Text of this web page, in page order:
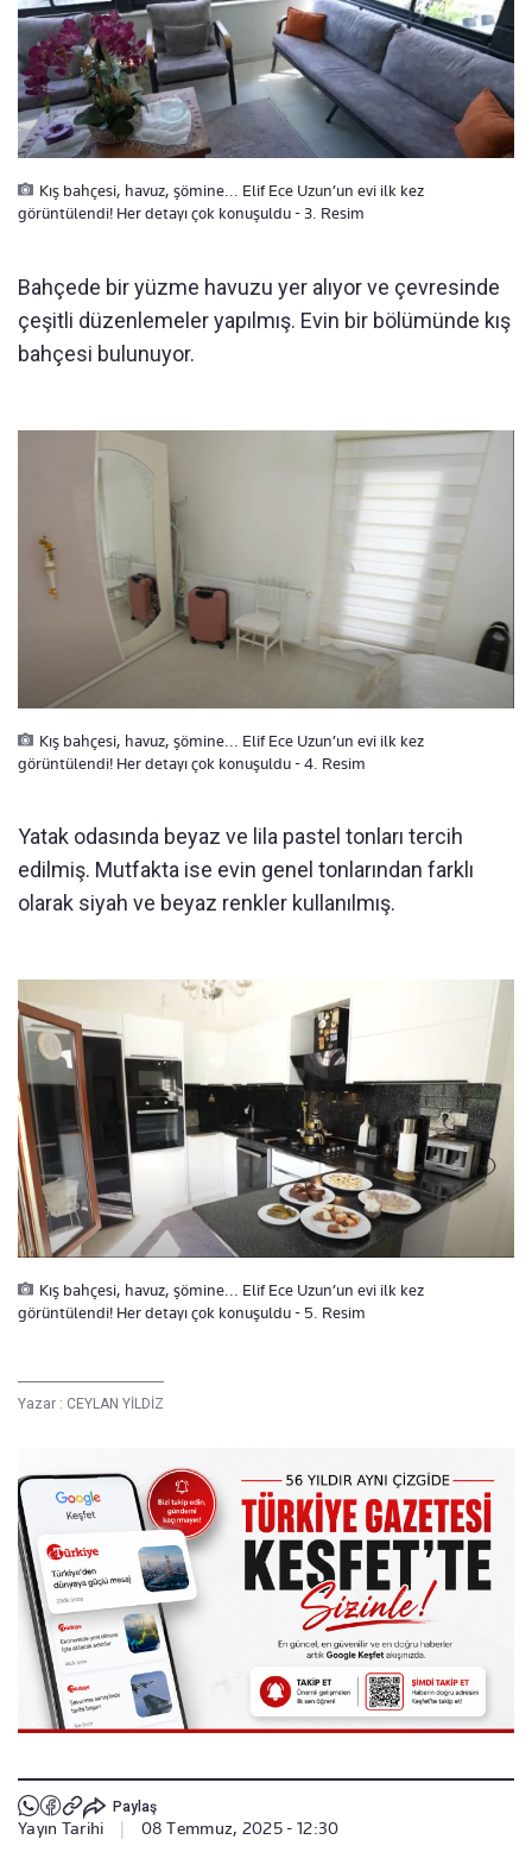
Kış bahçesi, havuz, şömine... Elif Ece Uzun’un evi ilk kez
görüntülendi! Her detayı çok konuşuldu - 3. Resim
Bahçede bir yüzme havuzu yer alıyor ve çevresinde
çeşitli düzenlemeler yapılmış. Evin bir bölümünde kış
bahçesi bulunuyor.
Kış bahçesi, havuz, şömine... Elif Ece Uzun’un evi ilk kez
görüntülendi! Her detayı çok konuşuldu - 4. Resim
Yatak odasında beyaz ve lila pastel tonları tercih
edilmiş. Mutfakta ise evin genel tonlarından farklı
olarak siyah ve beyaz renkler kullanılmış.
Kış bahçesi, havuz, şömine... Elif Ece Uzun’un evi ilk kez
görüntülendi! Her detayı çok konuşuldu - 5. Resim
Yazar : CEYLAN YİLDİZ
Paylaş
Yayın Tarihi 08 Temmuz, 2025 - 12:30